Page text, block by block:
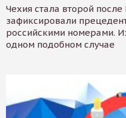
Чехия стала второй
зафиксировали
российскими номерами.
одном подобном случае